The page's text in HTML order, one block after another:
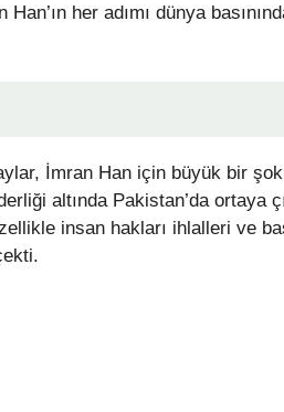
her adımı dünya
İmran Han için büyük bir
altında Pakistan’da ortaya
insan hakları ihlalleri ve